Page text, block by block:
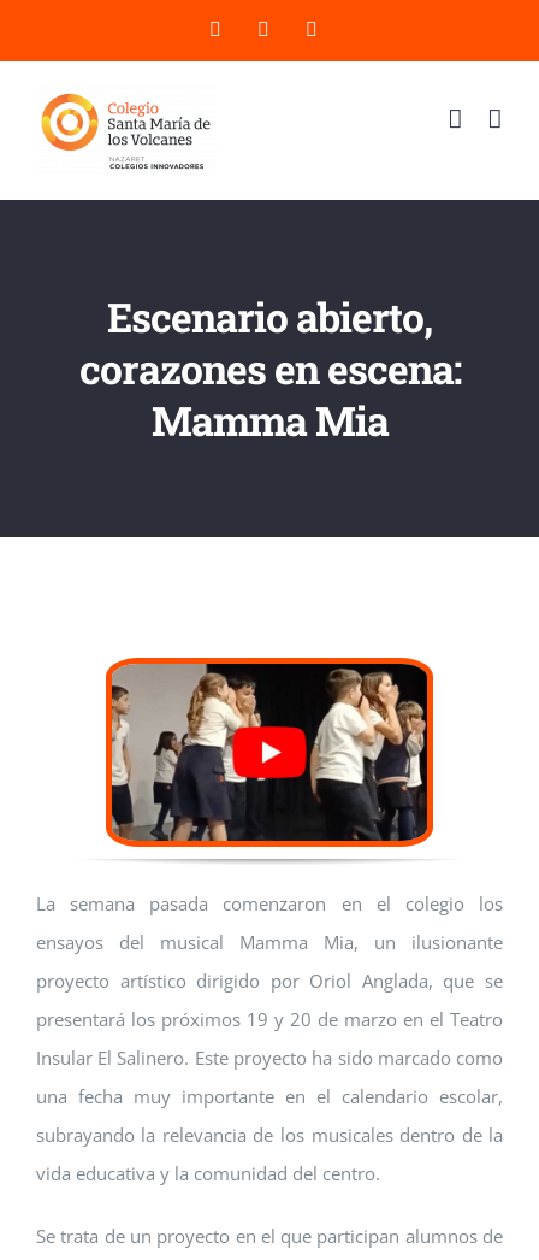
al
contenido
YouTube
Escenario abierto,
corazones en escena:
Mamma Mia
La semana pasada comenzaron en el colegio los
ensayos del musical Mamma Mia, un ilusionante
proyecto artístico dirigido por Oriol Anglada, que se
presentará los próximos 19 y 20 de marzo en el Teatro
Insular El Salinero. Este proyecto ha sido marcado como
una fecha muy importante en el calendario escolar,
subrayando la relevancia de los musicales dentro de la
vida educativa y la comunidad del centro.
Se trata de un proyecto en el que participan alumnos de